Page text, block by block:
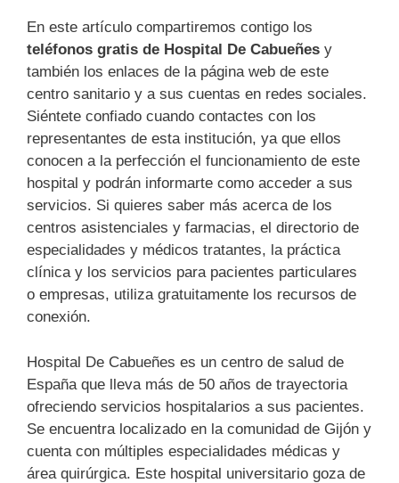
En este artículo compartiremos contigo los
teléfonos gratis de Hospital De Cabueñes y
también los enlaces de la página web de este
centro sanitario y a sus cuentas en redes sociales.
Siéntete confiado cuando contactes con los
representantes de esta institución, ya que ellos
conocen a la perfección el funcionamiento de este
hospital y podrán informarte como acceder a sus
servicios. Si quieres saber más acerca de los
centros asistenciales y farmacias, el directorio de
especialidades y médicos tratantes, la práctica
clínica y los servicios para pacientes particulares
o empresas, utiliza gratuitamente los recursos de
conexión.
Hospital De Cabueñes es un centro de salud de
España que lleva más de 50 años de trayectoria
ofreciendo servicios hospitalarios a sus pacientes.
Se encuentra localizado en la comunidad de Gijón y
cuenta con múltiples especialidades médicas y
área quirúrgica. Este hospital universitario goza de